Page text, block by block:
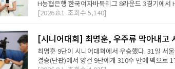
H농협은행 한국여자바둑리그 8라운드 3경기에서
[2026.8.1 조회수 5,140]
[시니어대회] 최명훈, 우주류 막아내고
최명훈 9단이 시니어대회에서 우승했다. 31일 서
결승(단판)에서 양건 9단에게 310수 만에 백으로